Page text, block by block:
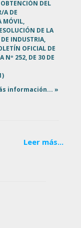
DEL
A DE
MÓVIL,
DE LA
INDUSTRIA,
OFICIAL DE
Nº 252, DE 30 DE
información... »
Leer más...